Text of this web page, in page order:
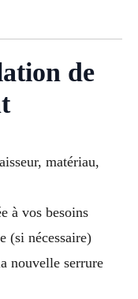
de
matériau,
à vos besoins
(si nécessaire)
nouvelle serrure